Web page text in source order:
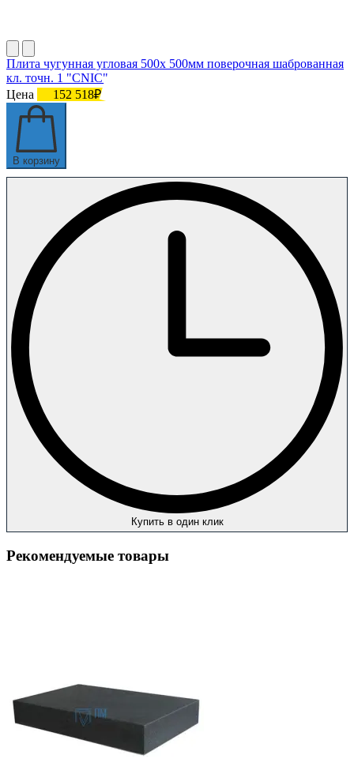
Плита чугунная угловая 500х 500мм поверочная шаброванная
кл. точн. 1 "CNIC"
Цена
152 518₽
В корзину
Купить в один клик
Рекомендуемые товары